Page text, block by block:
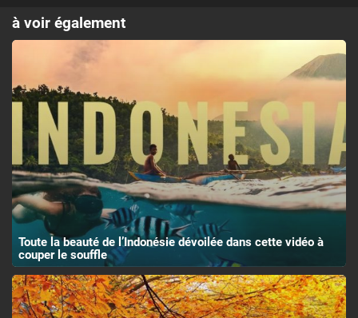
à voir également
Toute la beauté de l’Indonésie dévoilée dans cette vidéo à
couper le souffle